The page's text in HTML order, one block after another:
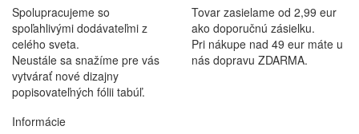
Spolupracujeme so
spoľahlivými dodávateľmi z
celého sveta.
Neustále sa snažíme pre vás
vytvárať nové dizajny
popisovateľných fólii tabúľ.
Tovar zasielame od 2,99 eur
ako doporučnú zásielku.
Pri nákupe nad 49 eur máte u
nás dopravu ZDARMA.
Informácie